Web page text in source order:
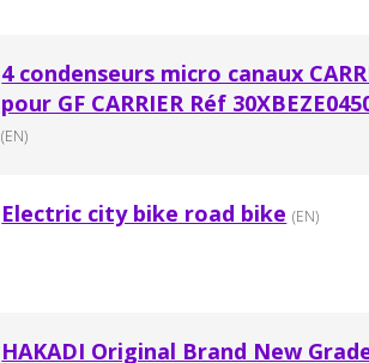
4 condenseurs micro canaux
pour GF CARRIER Réf
(EN)
Electric city bike road bike (EN)
HAKADI Original Brand New